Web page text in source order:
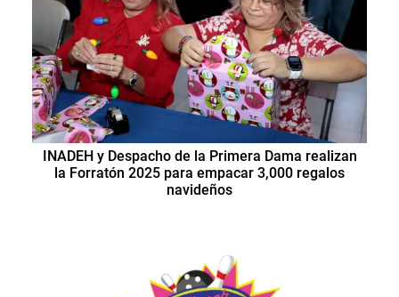
INADEH y Despacho de la Primera Dama realizan
la Forratón 2025 para empacar 3,000 regalos
navideños